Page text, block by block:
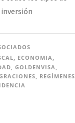
, ECONOMIA,
, GOLDENVISA,
, REGÍMENES